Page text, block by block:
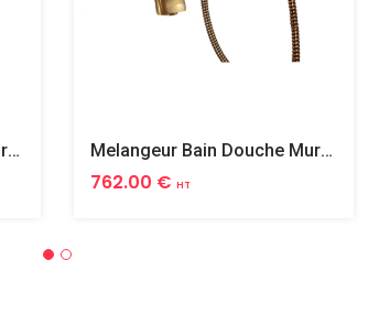
Melangeur Bain Douche Mural Complet Tiffany Melangeur Bain Douche Mural Complet Tiffany
762.00 € HT